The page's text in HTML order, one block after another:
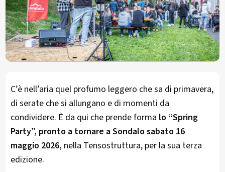
C’è nell’aria quel profumo leggero che sa di primavera,
di serate che si allungano e di momenti da
condividere. È da qui che prende forma lo “Spring
Party”, pronto a tornare a Sondalo sabato 16
maggio 2026, nella Tensostruttura, per la sua terza
edizione.